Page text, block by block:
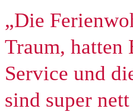
„Die
Traum, hatten
Service und
sind super